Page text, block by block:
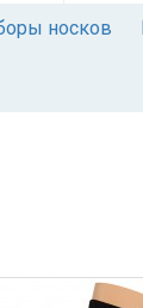
носков